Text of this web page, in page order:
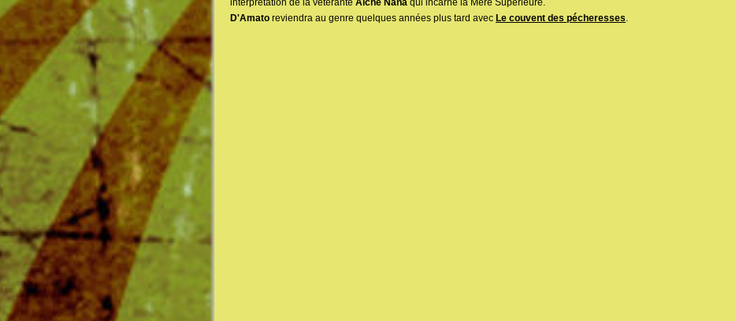
interprétation de la vétérante Aiche Nana qui incarne la Mère Supérieure.
D'Amato reviendra au genre quelques années plus tard avec Le couvent des pécheresses.